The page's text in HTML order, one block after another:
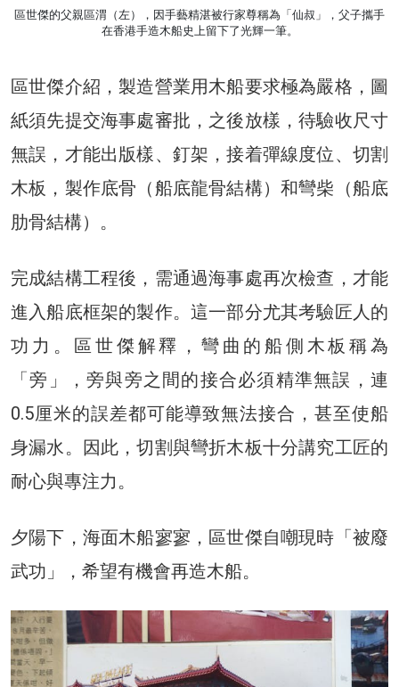
區世傑的父親區渭（左），因手藝精湛被行家尊稱為「仙叔」，父子攜手
在香港手造木船史上留下了光輝一筆。
區世傑介紹，製造營業用木船要求極為嚴格，圖
紙須先提交海事處審批，之後放樣，待驗收尺寸
無誤，才能出版樣、釘架，接着彈線度位、切割
木板，製作底骨（船底龍骨結構）和彎柴（船底
肋骨結構）。
完成結構工程後，需通過海事處再次檢查，才能
進入船底框架的製作。這一部分尤其考驗匠人的
功力。區世傑解釋，彎曲的船側木板稱為
「旁」，旁與旁之間的接合必須精準無誤，連
0.5厘米的誤差都可能導致無法接合，甚至使船
身漏水。因此，切割與彎折木板十分講究工匠的
耐心與專注力。
夕陽下，海面木船寥寥，區世傑自嘲現時「被廢
武功」，希望有機會再造木船。